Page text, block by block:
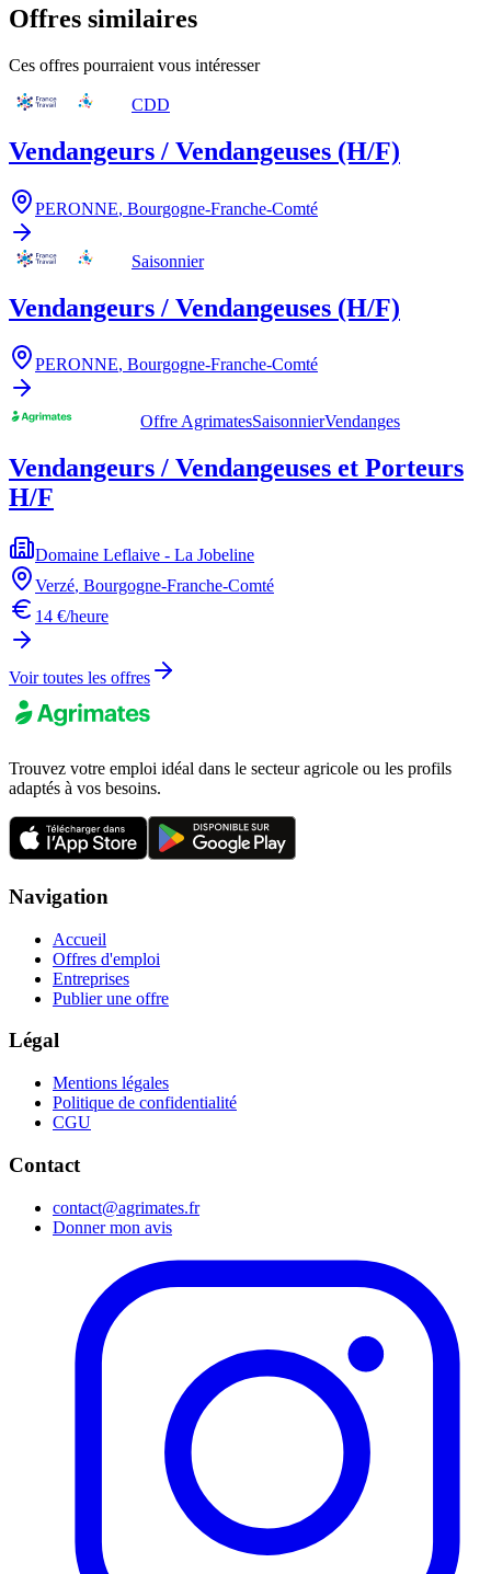
Offres similaires
Ces offres pourraient vous intéresser
CDD
Vendangeurs / Vendangeuses (H/F)
PERONNE, Bourgogne-Franche-Comté
Saisonnier
Vendangeurs / Vendangeuses (H/F)
PERONNE, Bourgogne-Franche-Comté
Offre AgrimatesSaisonnierVendanges
Vendangeurs / Vendangeuses et Porteurs
H/F
Domaine Leflaive - La Jobeline
Verzé, Bourgogne-Franche-Comté
14 €/heure
Voir toutes les offres
Trouvez votre emploi idéal dans le secteur agricole ou les profils
adaptés à vos besoins.
Navigation
Accueil
Offres d'emploi
Entreprises
Publier une offre
Légal
Mentions légales
Politique de confidentialité
CGU
Contact
contact@agrimates.fr
Donner mon avis